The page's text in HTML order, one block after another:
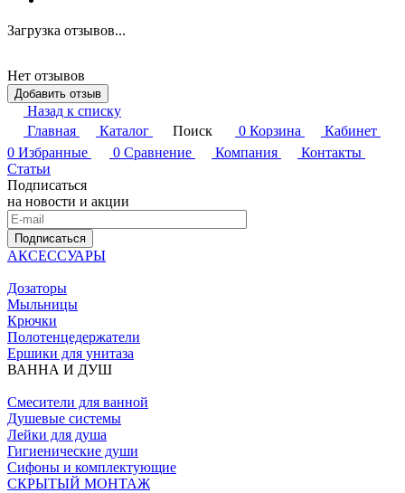
Загрузка отзывов...
Нет отзывов
Добавить отзыв
Назад к списку
Главная
Каталог Поиск 0 Корзина
Кабинет
0 Избранные 0 Сравнение Компания
Контакты
Статьи
Подписаться
на новости и акции
Подписаться
АКСЕССУАРЫ
Дозаторы
Мыльницы
Крючки
Полотенцедержатели
Ершики для унитаза
ВАННА И ДУШ
Смесители для ванной
Душевые системы
Лейки для душа
Гигиенические души
Сифоны и комплектующие
СКРЫТЫЙ МОНТАЖ